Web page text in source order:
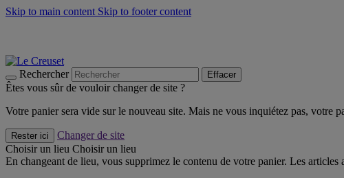
Skip to main content Skip to footer content
Rechercher Effacer
Êtes vous sûr de vouloir changer de site ?
Votre panier sera vide sur le nouveau site. Mais ne vous inquiétez pas, votre
Rester ici
Changer de site
Choisir un lieu Choisir un lieu
En changeant de lieu, vous supprimez le contenu de votre panier. Les